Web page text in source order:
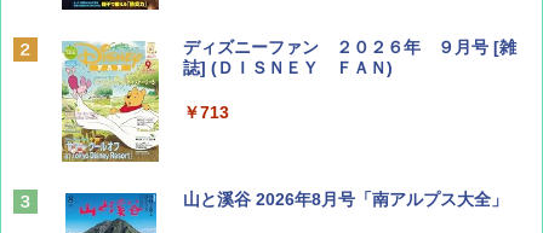
ディズニーファン ２０２６年 ９月号 [雑
誌] (ＤＩＳＮＥＹ ＦＡＮ)
￥713
山と溪谷 2026年8月号「南アルプス大全」